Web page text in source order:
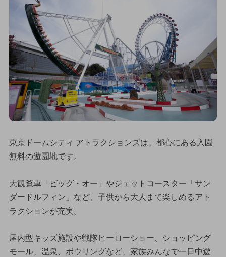
東京ドームシティ アトラクションズは、都心にある入園
無料の遊園地です。
大観覧車「ビッグ・オー」やジェットコースター「サン
ダードルフィン」など、子供から大人まで楽しめるアト
ラクションが充実。
屋内型キッズ施設や戦隊ヒーローショー、ショッピング
モール、温泉、ボウリングなど、家族みんなで一日中遊